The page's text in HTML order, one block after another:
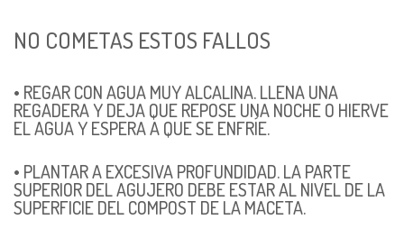
NO COMETAS ESTOS FALLOS
• REGAR CON AGUA MUY ALCALINA. LLENA UNA
REGADERA Y DEJA QUE REPOSE UNA NOCHE O HIERVE
EL AGUA Y ESPERA A QUE SE ENFRÍE.
• PLANTAR A EXCESIVA PROFUNDIDAD. LA PARTE
SUPERIOR DEL AGUJERO DEBE ESTAR AL NIVEL DE LA
SUPERFICIE DEL COMPOST DE LA MACETA.